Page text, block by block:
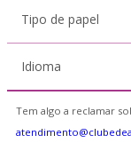
Tipo de papel
Idioma
Tem algo a reclamar